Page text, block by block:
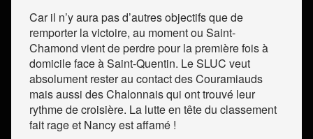
Car il n’y aura pas d’autres objectifs que de
remporter la victoire, au moment ou Saint-
Chamond vient de perdre pour la première fois à
domicile face à Saint-Quentin. Le SLUC veut
absolument rester au contact des Couramiauds
mais aussi des Chalonnais qui ont trouvé leur
rythme de croisière. La lutte en tête du classement
fait rage et Nancy est affamé !